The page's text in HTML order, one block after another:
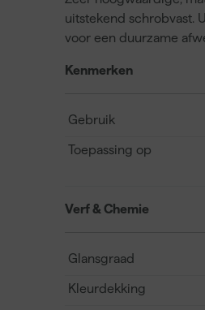
uitstekend schrobvast.
voor een duurzame
Kenmerken
Gebruik
Toepassing op
Verf & Chemie
Glansgraad
Kleurdekking